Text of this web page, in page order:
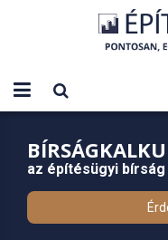
az építésügyi